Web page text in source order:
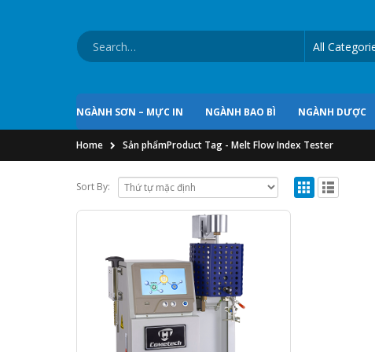
NGÀNH SƠN – MỰC IN NGÀNH BAO BÌ NGÀNH DƯỢC
Home Sản phẩmProduct Tag - Melt Flow Index Tester
Sort By: